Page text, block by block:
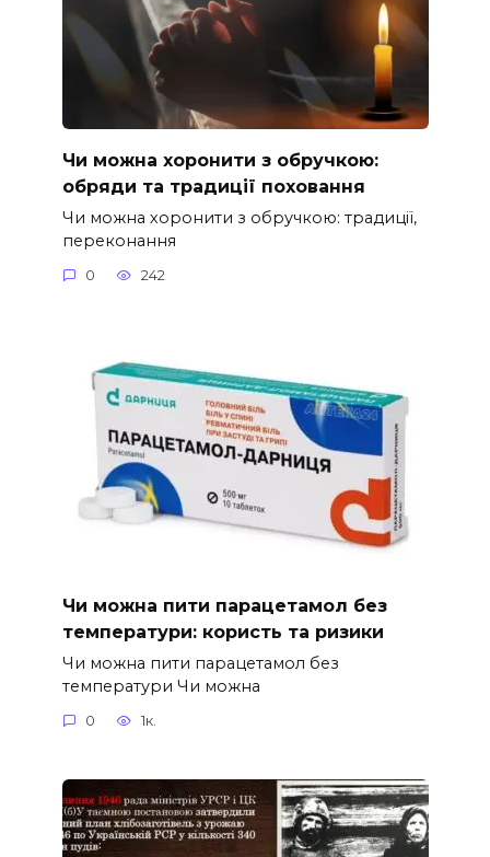
Чи можна хоронити з обручкою:
обряди та традиції поховання
Чи можна хоронити з обручкою: традиції,
переконання
0 242
Чи можна пити парацетамол без
температури: користь та ризики
Чи можна пити парацетамол без
температури Чи можна
0 1к.